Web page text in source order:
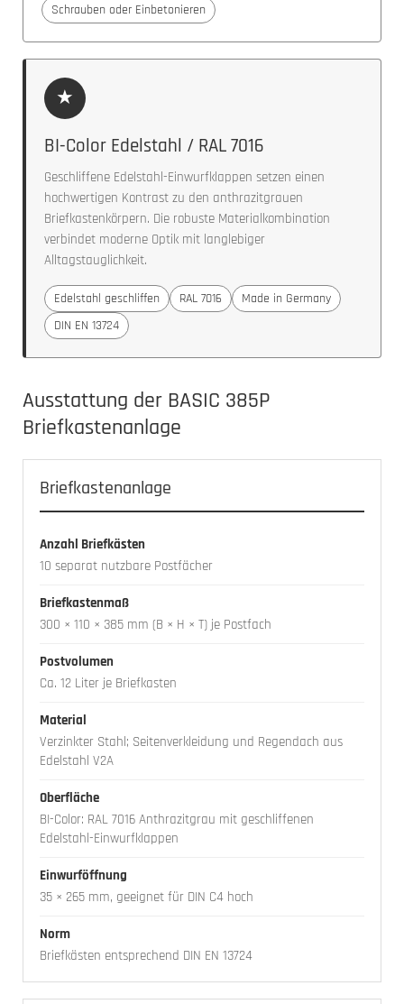
Schrauben oder Einbetonieren
★
BI-Color Edelstahl / RAL 7016
Geschliffene Edelstahl-Einwurfklappen setzen einen
hochwertigen Kontrast zu den anthrazitgrauen
Briefkastenkörpern. Die robuste Materialkombination
verbindet moderne Optik mit langlebiger
Alltagstauglichkeit.
Edelstahl geschliffen RAL 7016
Made in Germany
DIN EN 13724
Ausstattung der BASIC 385P
Briefkastenanlage
Briefkastenanlage
Anzahl Briefkästen
10 separat nutzbare Postfächer
Briefkastenmaß
300 × 110 × 385 mm (B × H × T) je Postfach
Postvolumen
Ca. 12 Liter je Briefkasten
Material
Verzinkter Stahl; Seitenverkleidung und Regendach aus
Edelstahl V2A
Oberfläche
BI-Color: RAL 7016 Anthrazitgrau mit geschliffenen
Edelstahl-Einwurfklappen
Einwurföffnung
35 × 265 mm, geeignet für DIN C4 hoch
Norm
Briefkästen entsprechend DIN EN 13724